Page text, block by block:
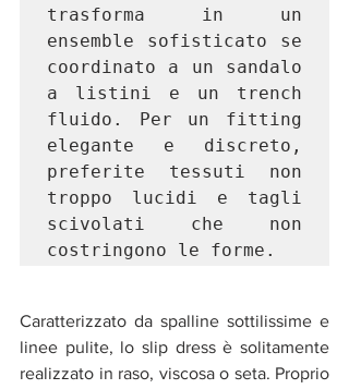
trasforma in un
ensemble sofisticato se
coordinato a un sandalo
a listini e un trench
fluido. Per un fitting
elegante e discreto,
preferite tessuti non
troppo lucidi e tagli
scivolati che non
costringono le forme.
Caratterizzato da spalline sottilissime e
linee pulite, lo slip dress è solitamente
realizzato in raso, viscosa o seta. Proprio